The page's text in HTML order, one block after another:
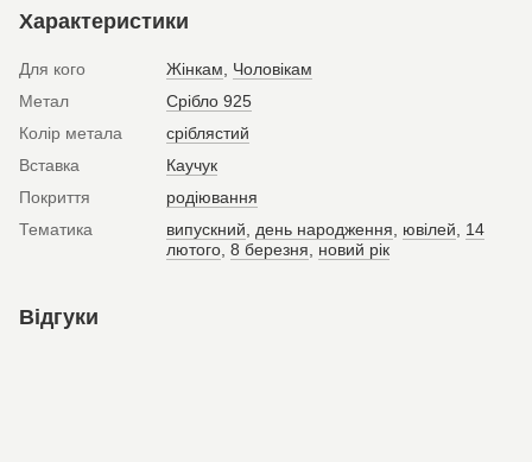
Характеристики
Для кого Жінкам
Чоловікам
Метал
Срібло 925
Колір метала
сріблястий
Вставка
Каучук
Покриття
родіювання
Тематика
випускний день народження ювілей
14
лютого 8 березня новий рік
Відгуки